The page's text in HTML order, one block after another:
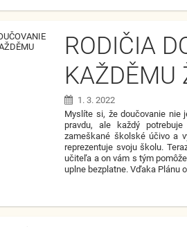
RODIČIA
KAŽDĚMU
1. 3. 2022
Myslíte si, že doučovanie nie
pravdu, ale každý
zameškané školské účivo a
reprezentuje svoju školu.
učiteľa a on vám s tým
uplne bezplatne. Vďaka Plánu